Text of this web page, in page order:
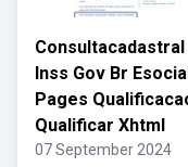
Consultacadastral
Inss Gov Br
Pages
Qualificar Xhtml
07 September 2024